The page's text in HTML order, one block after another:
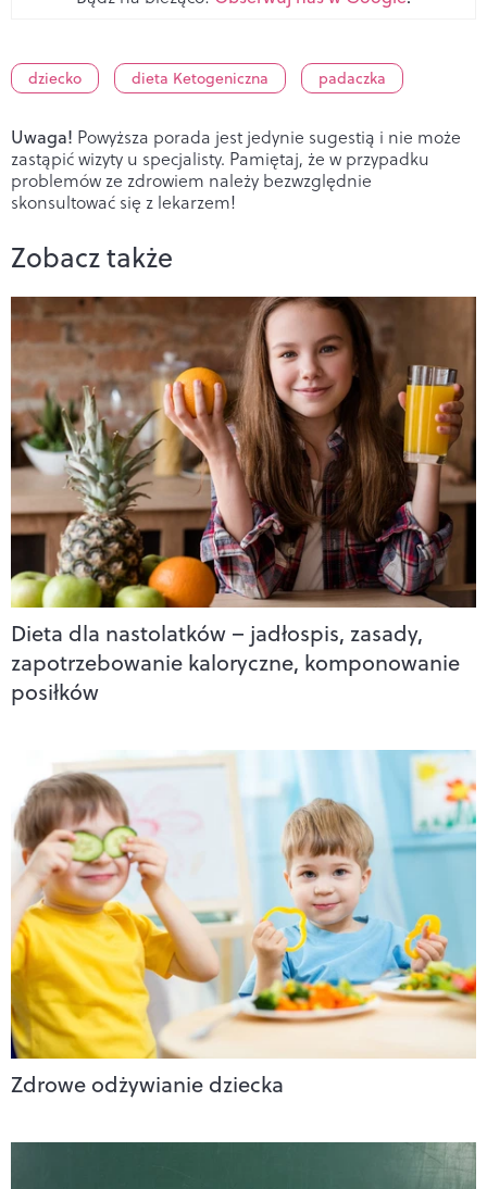
dziecko dieta Ketogeniczna padaczka
Uwaga! Powyższa porada jest jedynie sugestią i nie może
zastąpić wizyty u specjalisty. Pamiętaj, że w przypadku
problemów ze zdrowiem należy bezwzględnie
skonsultować się z lekarzem!
Zobacz także
Dieta dla nastolatków – jadłospis, zasady,
zapotrzebowanie kaloryczne, komponowanie
posiłków
Zdrowe odżywianie dziecka